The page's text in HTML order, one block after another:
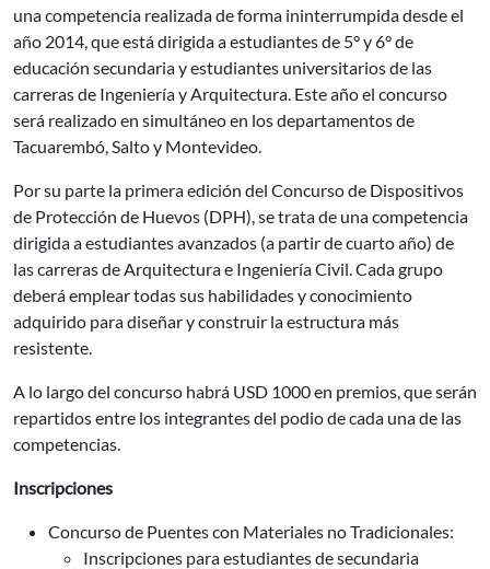
una competencia realizada de forma ininterrumpida desde el
año 2014, que está dirigida a estudiantes de 5° y 6° de
educación secundaria y estudiantes universitarios de las
carreras de Ingeniería y Arquitectura. Este año el concurso
será realizado en simultáneo en los departamentos de
Tacuarembó, Salto y Montevideo.
Por su parte la primera edición del Concurso de Dispositivos
de Protección de Huevos (DPH), se trata de una competencia
dirigida a estudiantes avanzados (a partir de cuarto año) de
las carreras de Arquitectura e Ingeniería Civil. Cada grupo
deberá emplear todas sus habilidades y conocimiento
adquirido para diseñar y construir la estructura más
resistente.
A lo largo del concurso habrá USD 1000 en premios, que serán
repartidos entre los integrantes del podio de cada una de las
competencias.
Inscripciones
Concurso de Puentes con Materiales no Tradicionales:
Inscripciones para estudiantes de secundaria